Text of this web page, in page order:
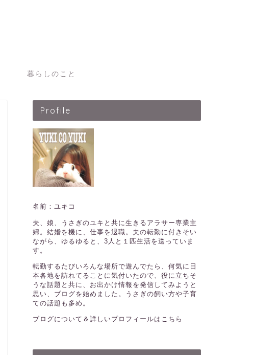
暮らしのこと
Profile
名前：ユキコ
夫、娘、うさぎのユキと共に生きるアラサー専業主
婦。結婚を機に、仕事を退職。夫の転勤に付きそい
ながら、ゆるゆると、3人と１匹生活を送っていま
す。
転勤するたびいろんな場所で遊んでたら、何気に日
本各地を訪れてることに気付いたので、役に立ちそ
うな話題と共に、お出かけ情報を発信してみようと
思い、ブログを始めました。うさぎの飼い方や子育
ての話題も多め。
ブログについて＆詳しいプロフィールはこちら